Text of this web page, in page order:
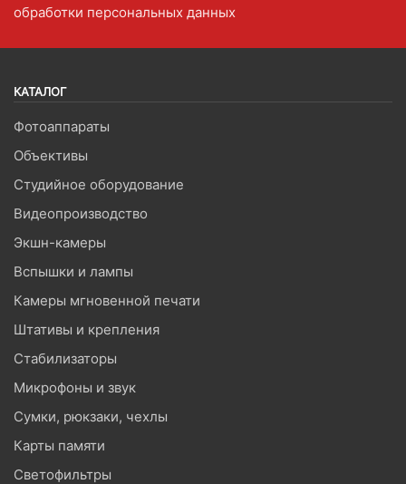
обработки персональных данных
КАТАЛОГ
Фотоаппараты
Объективы
Студийное оборудование
Видеопроизводство
Экшн-камеры
Вспышки и лампы
Камеры мгновенной печати
Штативы и крепления
Стабилизаторы
Микрофоны и звук
Сумки, рюкзаки, чехлы
Карты памяти
Светофильтры